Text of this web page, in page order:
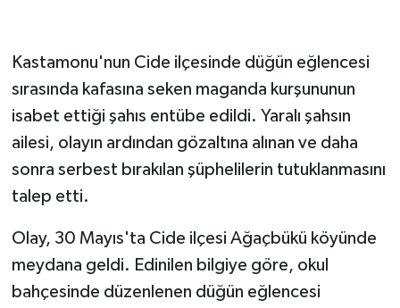
Kastamonu'nun Cide ilçesinde düğün eğlencesi
sırasında kafasına seken maganda kurşununun
isabet ettiği şahıs entübe edildi. Yaralı şahsın
ailesi, olayın ardından gözaltına alınan ve daha
sonra serbest bırakılan şüphelilerin tutuklanmasını
talep etti.
Olay, 30 Mayıs'ta Cide ilçesi Ağaçbükü köyünde
meydana geldi. Edinilen bilgiye göre, okul
bahçesinde düzenlenen düğün eğlencesi
Güvenlik
HABERDE İNSAN
İNSAN
Kadın